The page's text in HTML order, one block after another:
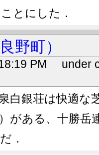
とにした．
野町）
PM under
白銀荘は快適
がある、十勝岳
．